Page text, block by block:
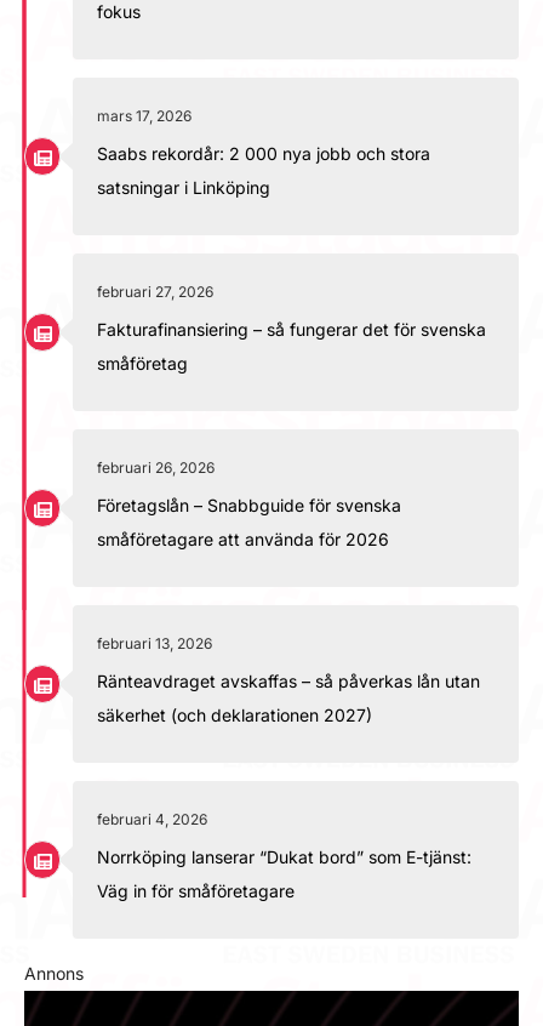
fokus
mars 17, 2026
Saabs rekordår: 2 000 nya jobb och stora
satsningar i Linköping
februari 27, 2026
Fakturafinansiering – så fungerar det för svenska
småföretag
februari 26, 2026
Företagslån – Snabbguide för svenska
småföretagare att använda för 2026
februari 13, 2026
Ränteavdraget avskaffas – så påverkas lån utan
säkerhet (och deklarationen 2027)
februari 4, 2026
Norrköping lanserar “Dukat bord” som E-tjänst:
Väg in för småföretagare
Annons